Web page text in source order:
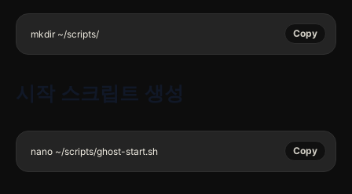
mkdir ~/scripts/ Copy
시작 스크립트 생성
nano ~/scripts/ghost-start.sh Copy